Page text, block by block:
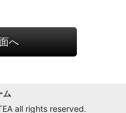
へ
ム
all rights reserved.